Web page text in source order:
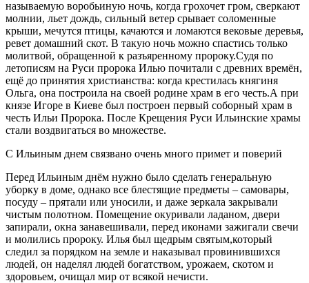
называемую воробьиную ночь, когда грохочет гром, сверкают
молнии, льет дождь, сильный ветер срывает соломенные
крыши, мечутся птицы, качаются и ломаются вековые деревья,
ревет домашний скот. В такую ночь можно спастись только
молитвой, обращенной к разъяренному пророку.Судя по
летописям на Руси пророка Илью почитали с древних времён,
ещё до принятия христианства: когда крестилась княгиня
Ольга, она построила на своей родине храм в его честь.А при
князе Игоре в Киеве был построен первый соборный храм в
честь Ильи Пророка. После Крещения Руси Ильинские храмы
стали воздвигаться во множестве.
С Ильиным днем связвано очень много примет и поверий
Перед Ильиным днём нужно было сделать генеральную
уборку в доме, однако все блестящие предметы – самовары,
посуду – прятали или уносили, и даже зеркала закрывали
чистым полотном. Помещение окуривали ладаном, двери
запирали, окна занавешивали, перед иконами зажигали свечи
и молились пророку. Илья был щедрым святым,который
следил за порядком на земле и наказывал провинившихся
людей, он наделял людей богатством, урожаем, скотом и
здоровьем, очищал мир от всякой нечисти.